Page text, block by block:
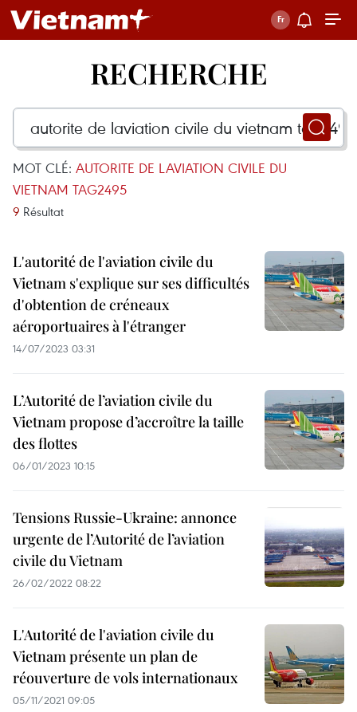
RECHERCHE
MOT CLÉ: AUTORITE DE LAVIATION CIVILE DU
VIETNAM TAG2495
9 Résultat
L'autorité de l'aviation civile du
Vietnam s'explique sur ses difficultés
d'obtention de créneaux
aéroportuaires à l'étranger
14/07/2023 03:31
L’Autorité de l’aviation civile du
Vietnam propose d’accroître la taille
des flottes
06/01/2023 10:15
Tensions Russie-Ukraine: annonce
urgente de l’Autorité de l’aviation
civile du Vietnam
26/02/2022 08:22
L'Autorité de l'aviation civile du
Vietnam présente un plan de
réouverture de vols internationaux
05/11/2021 09:05